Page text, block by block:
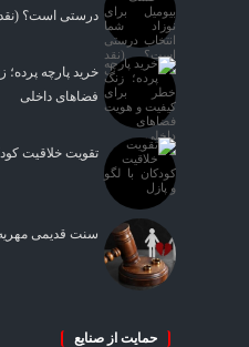
درستی است؟
خرید پارچه
فضاهای داخلی
تقویت خلاقیت
سنت قدیمی
حمایت از صنایع